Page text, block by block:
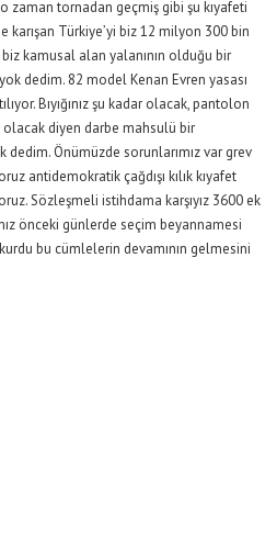
zaman tornadan geçmiş gibi şu kıyafeti
karışan Türkiye’yi biz 12 milyon 300 bin
kamusal alan yalanının olduğu bir
dedim. 82 model Kenan Evren yasası
Bıyığınız şu kadar olacak, pantolon
diyen darbe mahsulü bir
Önümüzde sorunlarımız var grev
antidemokratik çağdışı kılık kıyafet
Sözleşmeli istihdama karşıyız 3600 ek
önceki günlerde seçim beyannamesi
bu cümlelerin devamının gelmesini